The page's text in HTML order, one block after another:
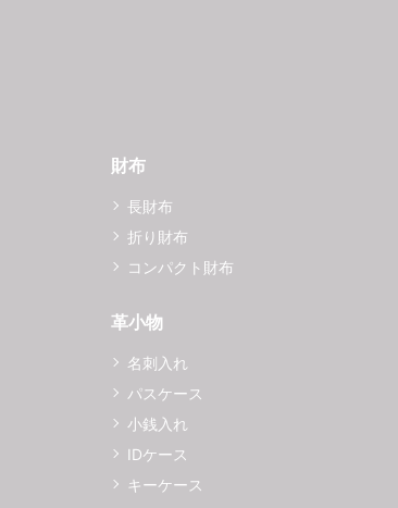
財布
長財布
折り財布
コンパクト財布
革小物
名刺入れ
パスケース
小銭入れ
IDケース
キーケース